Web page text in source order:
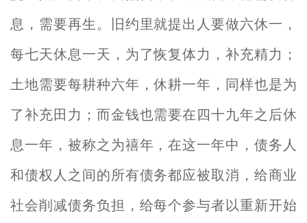
息，需要再生。旧约里就提出人要做六休一，
每七天休息一天，为了恢复体力，补充精力；
土地需要每耕种六年，休耕一年，同样也是为
了补充田力；而金钱也需要在四十九年之后休
息一年，被称之为禧年，在这一年中，债务人
和债权人之间的所有债务都应被取消，给商业
社会削减债务负担，给每个参与者以重新开始